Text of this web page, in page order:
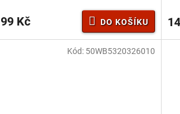
99 Kč DO KOŠÍKU
Kód: 50WB5320326010